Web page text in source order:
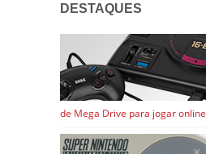
DESTAQUES
de Mega Drive para jogar online